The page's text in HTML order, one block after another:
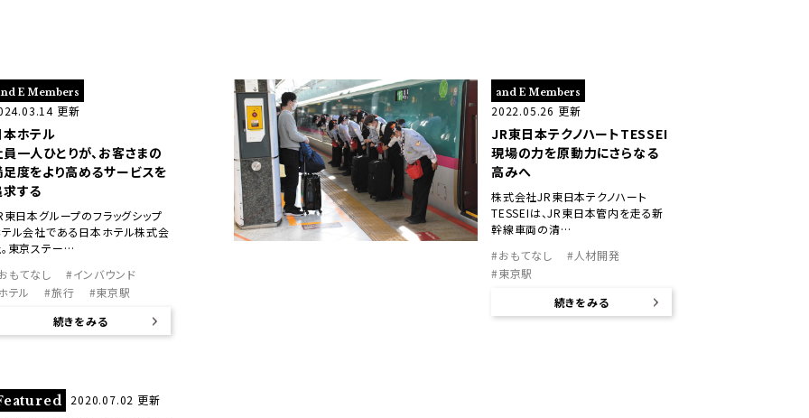
E Members
更新
本ホテル
一人ひとりが、お客さまの
度をより高めるサービスを
する
東日本グループのフラッグシップ
ル会社である日本ホテル株式会
東京ステー…
もてなし
#インバウンド
テル
#旅行
#東京駅
続きをみる
and E Members
2022.05.26 更新
JR東日本テクノハートTESSEI
現場の力を原動力にさらなる
高みへ
株式会社JR東日本テクノハート
TESSEIは、JR東日本管内を走る新
幹線車両の清…
#おもてなし
#人材開発
#東京駅
続きをみる
2020.07.02 更新